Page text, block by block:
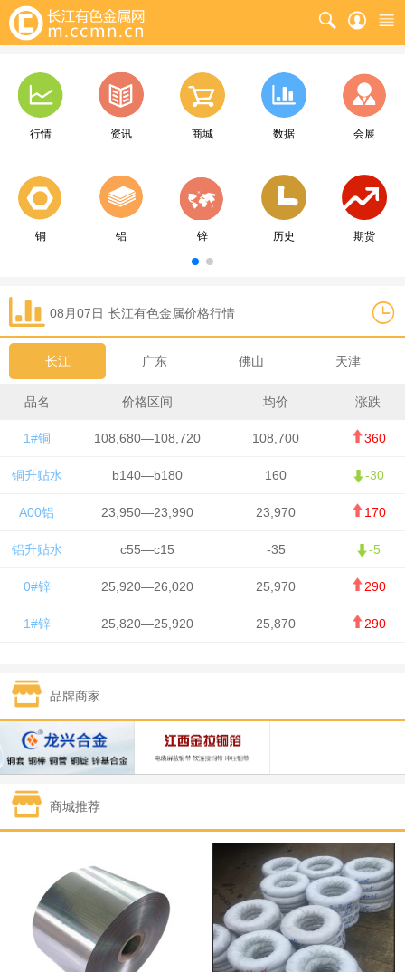
行情 资讯 商城 数据 会展
铜 铝 锌 历史 期货
08月07日 长江有色金属价格行情
长江 广东 佛山 天津
品名 价格区间 均价 涨跌
1#铜 108,680—108,720 108,700 360
铜升贴水 b140—b180 160 -30
A00铝 23,950—23,990 23,970 170
铝升贴水 c55—c15 -35 -5
0#锌 25,920—26,020 25,970 290
1#锌 25,820—25,920 25,870 290
1#锡 434,000—436,000
1#镍 129,550—130,750
1#白银 15,100—15,110 15,105 -70
钯金
331,000 -10,000
89,000—95,000 92,000 1,000
2#锑 85,000—91,000 88,000 1,000
1#镁 17,000—18,000 17,500 0
品牌商家
商城推荐